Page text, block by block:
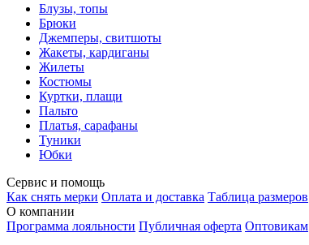
Блузы, топы
Брюки
Джемперы, свитшоты
Жакеты, кардиганы
Жилеты
Костюмы
Куртки, плащи
Пальто
Платья, сарафаны
Туники
Юбки
Сервис и помощь
Как снять мерки Оплата и доставка Таблица размеров
О компании
Программа лояльности Публичная оферта Оптовикам